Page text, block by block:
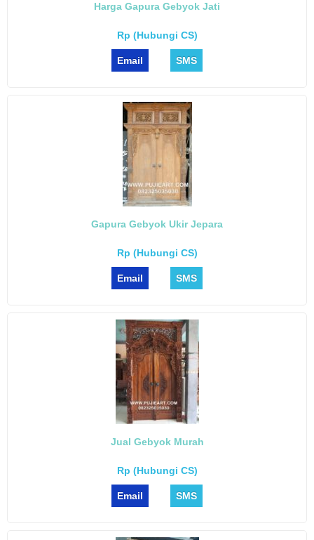
Harga Gapura Gebyok Jati
Rp (Hubungi CS)
Email SMS
Gapura Gebyok Ukir Jepara
Rp (Hubungi CS)
Email SMS
Jual Gebyok Murah
Rp (Hubungi CS)
Email SMS